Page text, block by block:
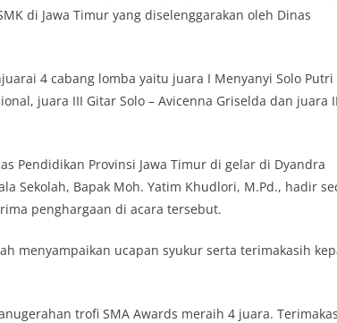
di Jawa Timur yang diselenggarakan oleh Dinas
4 cabang lomba yaitu juara I Menyanyi Solo Putri
juara III Gitar Solo – Avicenna Griselda dan juara
Pendidikan Provinsi Jawa Timur di gelar di Dyandra
Sekolah, Bapak Moh. Yatim Khudlori, M.Pd., hadir
penghargaan di acara tersebut.
menyampaikan ucapan syukur serta terimakasih
trofi SMA Awards meraih 4 juara.